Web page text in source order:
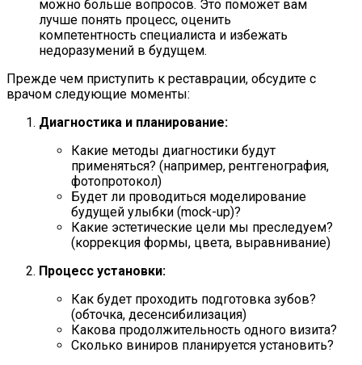
можно больше вопросов. Это поможет вам
лучше понять процесс, оценить
компетентность специалиста и избежать
недоразумений в будущем.
Прежде чем приступить к реставрации, обсудите с
врачом следующие моменты:
Диагностика и планирование:
Какие методы диагностики будут
применяться? (например, рентгенография,
фотопротокол)
Будет ли проводиться моделирование
будущей улыбки (mock-up)?
Какие эстетические цели мы преследуем?
(коррекция формы, цвета, выравнивание)
Процесс установки:
Как будет проходить подготовка зубов?
(обточка, десенсибилизация)
Какова продолжительность одного визита?
Сколько виниров планируется установить?